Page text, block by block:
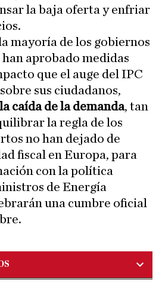
la baja oferta y enfriar
mayoría de los gobiernos
aprobado medidas
que el auge del IPC
sus ciudadanos,
caída de la demanda, tan
la regla de los
no han dejado de
fiscal en Europa, para
con la política
de Energía
una cumbre oficial